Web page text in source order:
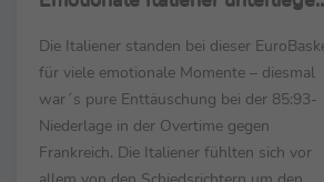
Die Italiener standen bei dieser
für viele emotionale Momente – diesmal
war´s pure Enttäuschung bei der 85:93-
Niederlage in der Overtime gegen
Frankreich. Die Italiener fühlten sich vor